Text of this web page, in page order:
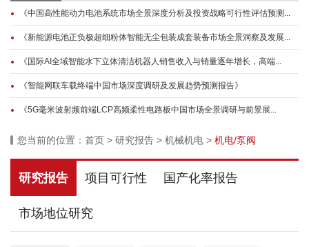
《中国高性能动力电池系统市场全景深度分析及投资战略可行性评估预测...
《新能源电池正负极超细粉体智能无尘包装成套装备市场全景洞察及发展...
《国际AI全域智能水下立体清洁机器人销售收入与销量逐年增长，高端...
《智能网联车载终端中国市场深度调研及发展趋势预测报告》
《5G毫米波射频前端LCP高频柔性电路板中国市场全景调研与前景展...
您当前的位置： 首页 > 研究报告 > 机械机电 > 机电/泵阀
研究报告 项目可行性 国产化率报告
市场地位研究